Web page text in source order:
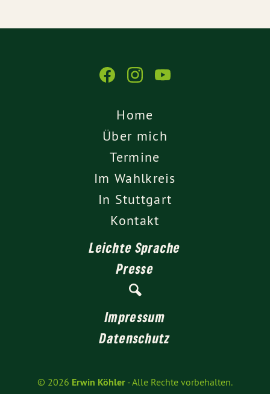
Home
Über mich
Termine
Im Wahlkreis
In Stuttgart
Kontakt
Leichte Sprache
Presse
Impressum
Datenschutz
© 2026 Erwin Köhler - Alle Rechte vorbehalten.